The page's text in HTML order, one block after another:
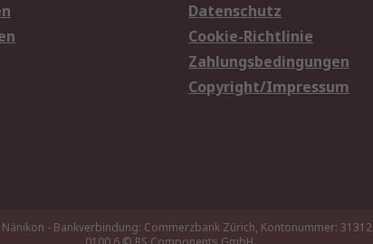
Datenschutz
Cookie-Richtlinie
Zahlungsbedingungen
Copyright/Impressum
- Bankverbindung: Commerzbank Zürich, Kontonummer: